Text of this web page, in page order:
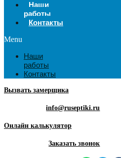
Наши
работы
Контакты
Menu
Наши
работы
Контакты
Вызвать замерщика
info@ruseptiki.ru
Онлайн калькулятор
Заказать звонок